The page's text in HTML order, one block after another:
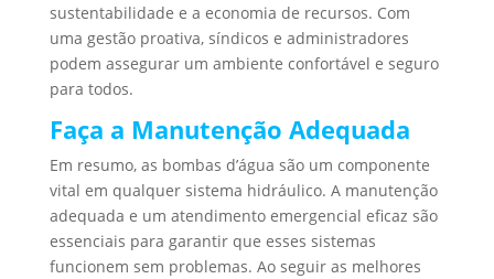
sustentabilidade e a economia de recursos. Com
uma gestão proativa, síndicos e administradores
podem assegurar um ambiente confortável e seguro
para todos.
Faça a Manutenção Adequada
Em resumo, as bombas d’água são um componente
vital em qualquer sistema hidráulico. A manutenção
adequada e um atendimento emergencial eficaz são
essenciais para garantir que esses sistemas
funcionem sem problemas. Ao seguir as melhores